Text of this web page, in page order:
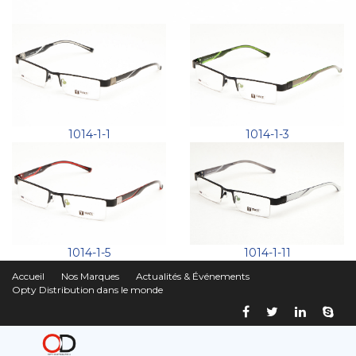
1014-1-1 1014-1-3
1014-1-5 1014-1-11
Accueil Nos Marques
Actualités & Événements
Opty Distribution dans le monde